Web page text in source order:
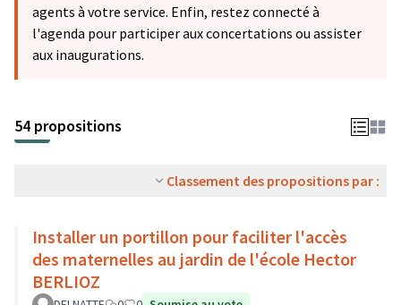
agents à votre service. Enfin, restez connecté à
l'agenda pour participer aux concertations ou assister
aux inaugurations.
54 propositions
Classement des propositions par :
Installer un portillon pour faciliter l'accès
des maternelles au jardin de l'école Hector
BERLIOZ